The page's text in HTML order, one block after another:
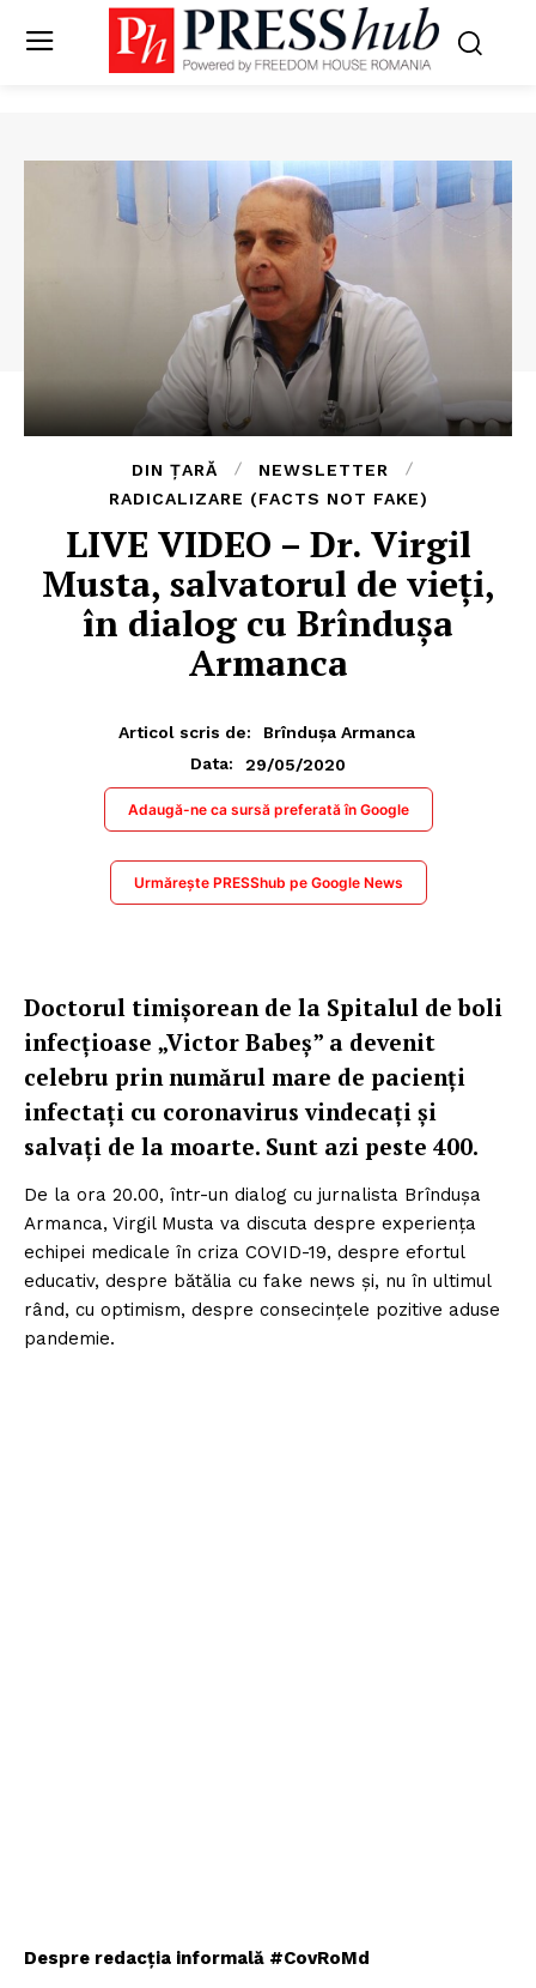
DIN ȚARĂ
NEWSLETTER
RADICALIZARE (FACTS NOT FAKE)
LIVE VIDEO – Dr. Virgil
Musta, salvatorul de vieți,
în dialog cu Brîndușa
Armanca
Articol scris de:
Brîndușa Armanca
Data:
29/05/2020
Adaugă-ne ca sursă preferată în Google
Urmărește PRESShub pe Google News
Doctorul timișorean de la Spitalul de boli
infecțioase „Victor Babeș” a devenit
celebru prin numărul mare de pacienți
infectați cu coronavirus vindecați și
salvați de la moarte. Sunt azi peste 400.
De la ora 20.00, într-un dialog cu jurnalista Brîndușa
Armanca, Virgil Musta va discuta despre experiența
echipei medicale în criza COVID-19, despre efortul
educativ, despre bătălia cu fake news și, nu în ultimul
rând, cu optimism, despre consecințele pozitive aduse
pandemie.
Despre redacția informală #CovRoMd